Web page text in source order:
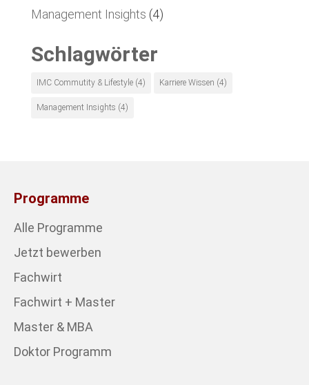
Management Insights (4)
Schlagwörter
IMC Commutity & Lifestyle(4) Karriere Wissen (4)
Management Insights (4)
Programme
Alle Programme
Jetzt bewerben
Fachwirt
Fachwirt + Master
Master & MBA
Doktor Programm